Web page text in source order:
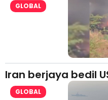
GLOBAL
Iran berjaya bedil
GLOBAL